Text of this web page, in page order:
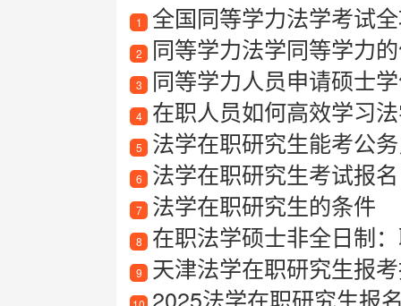
1 全国同等学力法学考试全
2 同等学力法学同等学力
3 同等学力人员申请硕士
4 在职人员如何高效学习
5 法学在职研究生能考公
6 法学在职研究生考试报名
7 法学在职研究生的条件
8 在职法学硕士非全日制
9 天津法学在职研究生报考指
2025法学在职研究生报